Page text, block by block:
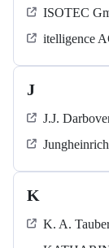
ISOTEC
itelligence
J
J.J.
K
K. A.